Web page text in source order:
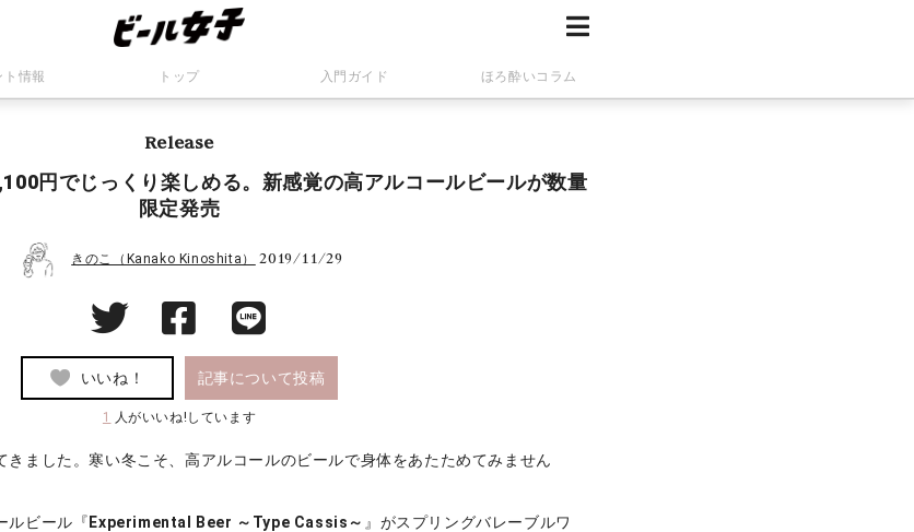
ト情報 トップ 入門ガイド ほろ酔いコラム
Release
円でじっくり楽しめる。新感覚の高アルコールビールが数量
限定発売
きのこ（Kanako Kinoshita） 2019/11/29
いいね！ 記事について投稿
1 人がいいね!しています
きました。寒い冬こそ、高アルコールのビールで身体をあたためてみません
ルビール『 Experimental Beer ～Type Cassis～ 』がスプリングバレーブルワ